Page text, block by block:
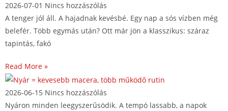
2026-07-01 Nincs hozzászólás
A tenger jól áll. A hajadnak kevésbé. Egy nap a sós vízben még
belefér. Több egymás után? Ott már jön a klasszikus: száraz
tapintás, fakó
Read More »
2026-06-15 Nincs hozzászólás
Nyáron minden leegyszerűsödik. A tempó lassabb, a napok